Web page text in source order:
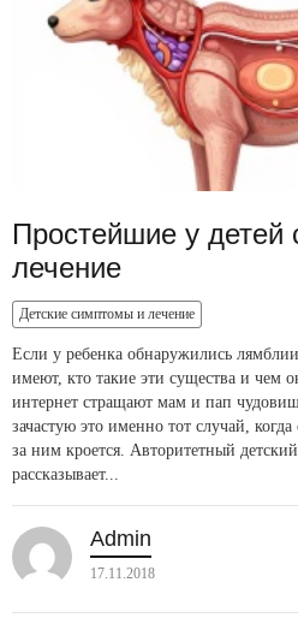
Простейшие у
лечение
Детские симптомы и лечение
Если у ребенка обнаружились
имеют, кто такие эти существа и чем
интернет стращают мам и пап
зачастую это именно тот случай,
за ним кроется. Авторитетный
рассказывает...
Admin
17.11.2018